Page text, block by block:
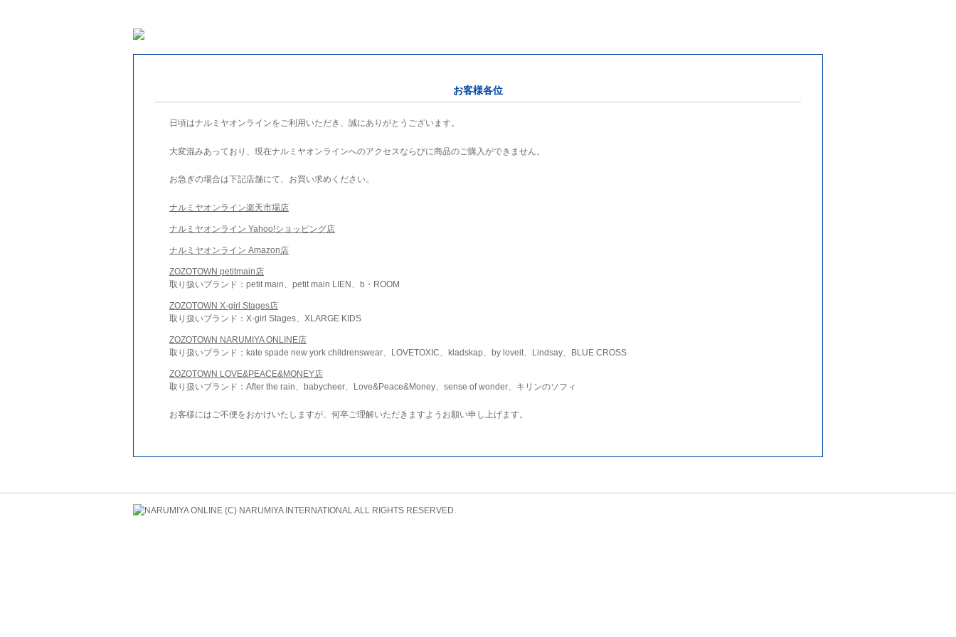
お客様各位
日頃はナルミヤオンラインをご利用いただき、誠にありがとうございます。
大変混みあっており、現在ナルミヤオンラインへのアクセスならびに商品のご購入ができません。
お急ぎの場合は下記店舗にて、お買い求めください。
ナルミヤオンライン楽天市場店
ナルミヤオンライン Yahoo!ショッピング店
ナルミヤオンライン Amazon店
ZOZOTOWN petitmain店
取り扱いブランド：petit main、petit main LIEN、b・ROOM
ZOZOTOWN X-girl Stages店
取り扱いブランド：X-girl Stages、XLARGE KIDS
ZOZOTOWN NARUMIYA ONLINE店
取り扱いブランド：kate spade new york childrenswear、LOVETOXIC、kladskap、by loveit、Lindsay、BLUE CROSS
ZOZOTOWN LOVE&PEACE&MONEY店
取り扱いブランド：After the rain、babycheer、Love&Peace&Money、sense of wonder、キリンのソフィ
お客様にはご不便をおかけいたしますが、何卒ご理解いただきますようお願い申し上げます。